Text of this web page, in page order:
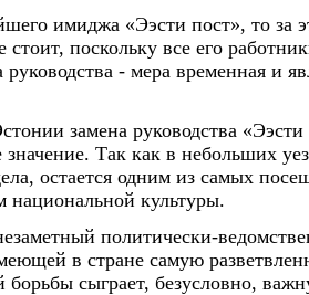
имиджа «Ээсти пост», то за
стоит, поскольку все его
- мера временная и
замена руководства «Ээсти
Так как в небольших
остается одним из самых
национальной культуры.
политически-
в стране самую
борьбы сыграет, безусловно,